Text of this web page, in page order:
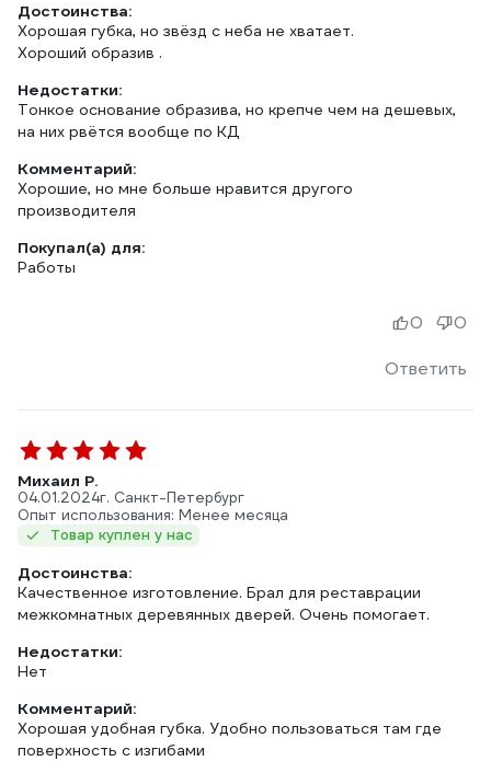
Достоинства:
Хорошая губка, но звёзд с неба не хватает.
Хороший образив .
Недостатки:
Тонкое основание образива, но крепче чем на дешевых,
на них рвётся вообще по КД
Комментарий:
Хорошие, но мне больше нравится другого
производителя
Покупал(а) для:
Работы
Ответить
0 0
Михаил Р.
04.01.2024г. Санкт-Петербург
Опыт использования: Менее месяца
Товар куплен у нас
Достоинства:
Качественное изготовление. Брал для реставрации
межкомнатных деревянных дверей. Очень помогает.
Недостатки:
Нет
Комментарий:
Хорошая удобная губка. Удобно пользоваться там где
поверхность с изгибами